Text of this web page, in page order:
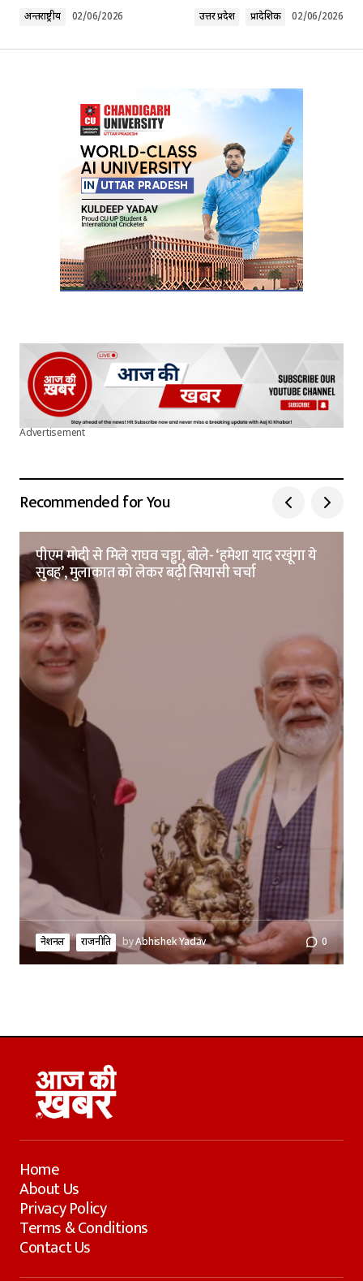
Your Name*
Your E-mail*
Submit Comment
अन्तर्राष्ट्रीय 02/06/2026 उत्तर प्रदेश प्रादेशिक 02/06/2026
Advertisement
Recommended for You
पीएम मोदी से मिले राघव चड्ढा, बोले- ‘हमेशा याद रखूंगा ये
सुबह’, मुलाकात को लेकर बढ़ी सियासी चर्चा
नेशनल राजनीति byAbhishek Yadav 0
Home
About Us
Privacy Policy
Terms & Conditions
Contact Us